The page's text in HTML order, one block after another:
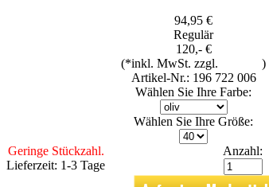
94,95 €
Regulär
120,- €
(*inkl. MwSt. zzgl.
)
Artikel-Nr.: 196 722 006
Wählen Sie Ihre Farbe:
Wählen Sie Ihre Größe:
Geringe Stückzahl.
Lieferzeit: 1-3 Tage
Anzahl: